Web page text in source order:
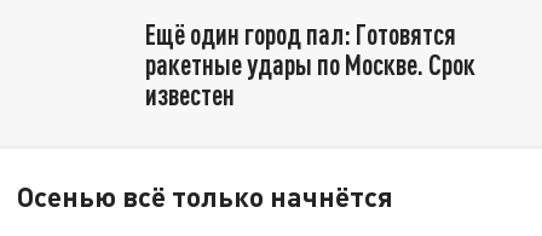
Ещё один город пал: Готовятся
ракетные удары по Москве. Срок
известен
Осенью всё только начнётся